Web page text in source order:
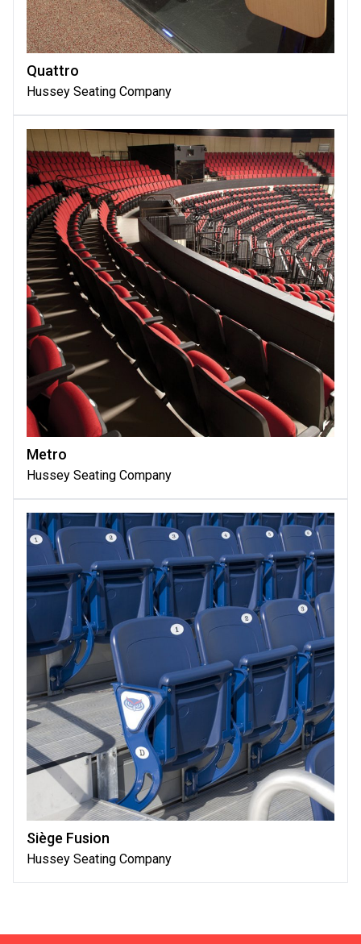
Quattro
Hussey Seating Company
Metro
Hussey Seating Company
Siège Fusion
Hussey Seating Company